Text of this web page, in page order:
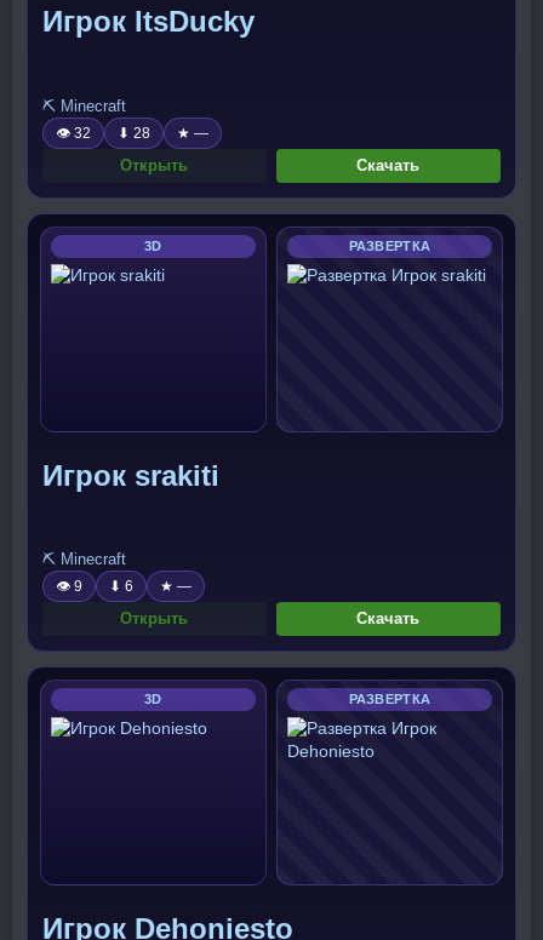
Игрок ItsDucky
⛏️ Minecraft
👁 32 ⬇ 28 ★ —
Открыть Скачать
3D РАЗВЕРТКА
Игрок srakiti
⛏️ Minecraft
👁 9 ⬇ 6 ★ —
Открыть Скачать
3D РАЗВЕРТКА
Игрок Dehoniesto